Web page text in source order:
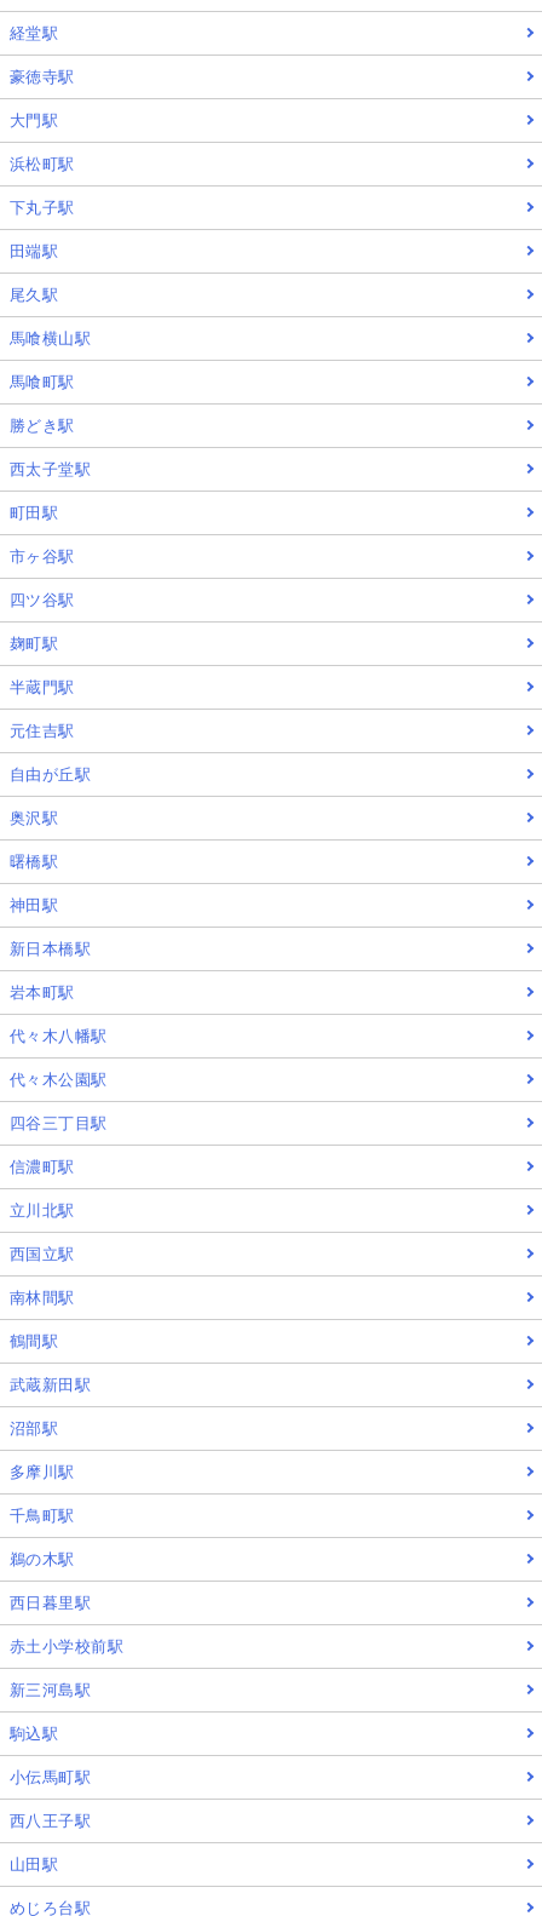
経堂駅
豪徳寺駅
大門駅
浜松町駅
下丸子駅
田端駅
尾久駅
馬喰横山駅
馬喰町駅
勝どき駅
西太子堂駅
町田駅
市ヶ谷駅
四ツ谷駅
麹町駅
半蔵門駅
元住吉駅
自由が丘駅
奥沢駅
曙橋駅
神田駅
新日本橋駅
岩本町駅
代々木八幡駅
代々木公園駅
四谷三丁目駅
信濃町駅
立川北駅
西国立駅
南林間駅
鶴間駅
武蔵新田駅
沼部駅
多摩川駅
千鳥町駅
鵜の木駅
西日暮里駅
赤土小学校前駅
新三河島駅
駒込駅
小伝馬町駅
西八王子駅
山田駅
めじろ台駅